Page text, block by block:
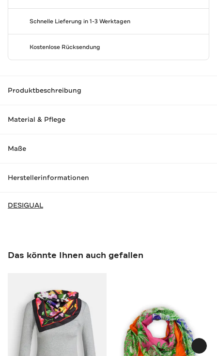
Schnelle Lieferung in 1-3 Werktagen
Kostenlose Rücksendung
Produktbeschreibung
Material & Pflege
Maße
Herstellerinformationen
DESIGUAL
Das könnte Ihnen auch gefallen